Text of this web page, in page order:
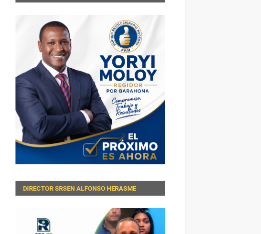
DIRECTOR SRSEN ALFONSO HERASME